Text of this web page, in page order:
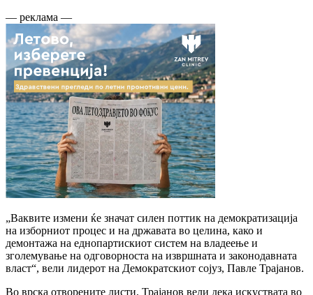
— реклама —
„Ваквите измени ќе значат силен поттик на демократизација
на изборниот процес и на државата во целина, како и
демонтажа на еднопартискиот систем на владеење и
зголемување на одговорноста на извршната и законодавната
власт“, вели лидерот на Демократскиот сојуз, Павле Трајанов.
Во врска отворените листи, Трајанов вели дека искуствата во